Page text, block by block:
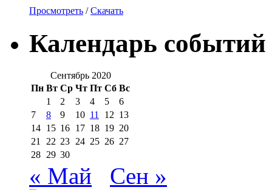
Просмотреть /Скачать
Календарь событий
Сентябрь 2020
Пн Вт Ср Чт Пт Сб Вс
1
2 3 4 5
6
7
8 9 10 11 12 13
14 15 16 17 18 19 20
21
22 23 24 25 26 27
28 29 30
« Май Сен »